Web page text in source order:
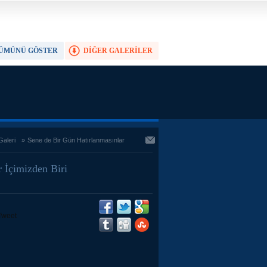
DİĞER GALERİLER
GÖSTER
» Sene de Bir Gün Hatırlanmasınlar
İçimizden Biri